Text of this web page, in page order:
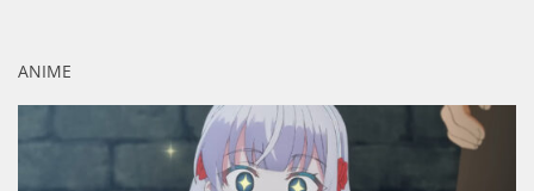
ANIME